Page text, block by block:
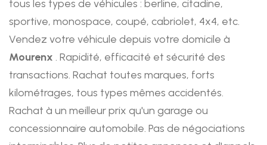
tous les types de véhicules : berline, citadine,
sportive, monospace, coupé, cabriolet, 4x4, etc.
Vendez votre véhicule depuis votre domicile à
Mourenx . Rapidité, efficacité et sécurité des
transactions. Rachat toutes marques, forts
kilométrages, tous types mêmes accidentés.
Rachat à un meilleur prix qu'un garage ou
concessionnaire automobile. Pas de négociations